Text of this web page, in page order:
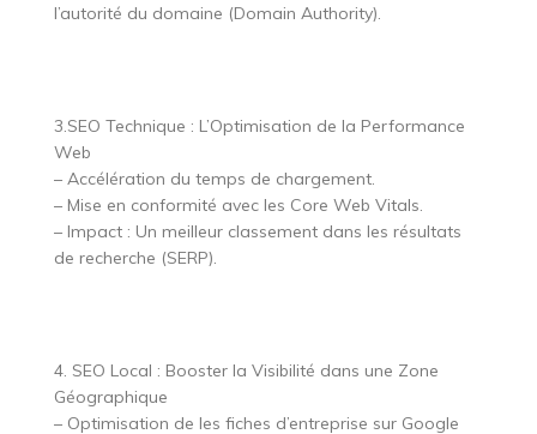
l’autorité du domaine (Domain Authority).
3.SEO Technique : L’Optimisation de la Performance
Web
– Accélération du temps de chargement.
– Mise en conformité avec les Core Web Vitals.
– Impact : Un meilleur classement dans les résultats
de recherche (SERP).
4. SEO Local : Booster la Visibilité dans une Zone
Géographique
– Optimisation de les fiches d’entreprise sur Google